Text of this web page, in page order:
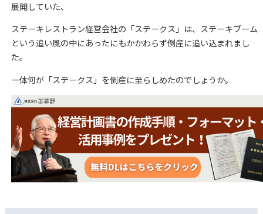
展開していた、
ステーキレストラン経営会社の「ステークス」は、ステーキブーム
という追い風の中にあったにもかかわらず倒産に追い込まれまし
た。
一体何が「ステークス」を倒産に至らしめたのでしょうか。